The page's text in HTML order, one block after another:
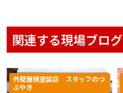
関連する現場ブログ
外壁屋根塗装店 スタッフのつ
ぶやき